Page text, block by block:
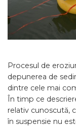
Procesul de
depunerea de
dintre cele mai
În timp ce
relativ cunoscută,
în suspensie nu